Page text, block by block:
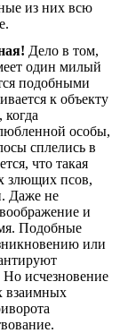
из них всю
Дело в том,
один милый
подобными
к объекту
особы,
сплелись в
что такая
злющих псов,
Даже не
и
Подобные
или
Но исчезновение
взаимных